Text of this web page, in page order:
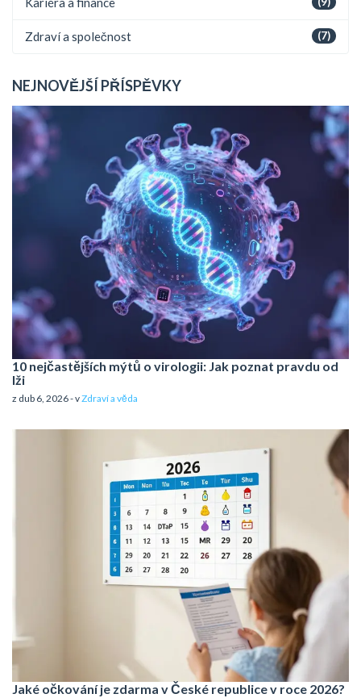
(7)
Zdraví a společnost
NEJNOVĚJŠÍ PŘÍSPĚVKY
10 nejčastějších mýtů o virologii: Jak poznat pravdu od
lži
z dub 6, 2026 - vZdraví a věda
Jaké očkování je zdarma v České republice v roce 2026?